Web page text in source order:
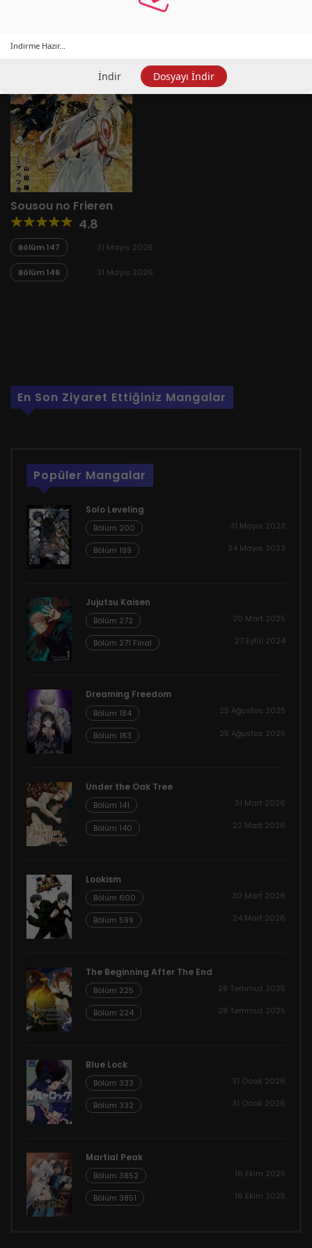
Sousou no Frieren
4.8
Bölüm 147 31 Mayıs 2026
Bölüm 146 31 Mayıs 2026
En Son Ziyaret Ettiğiniz Mangalar
Popüler Mangalar
Solo Leveling
Bölüm 200 31 Mayıs 2023
Bölüm 199 24 Mayıs 2023
Jujutsu Kaisen
Bölüm 272 20 Mart 2025
Bölüm 271 Final 27 Eylül 2024
Dreaming Freedom
Bölüm 184 25 Ağustos 2025
Bölüm 183 25 Ağustos 2025
Under the Oak Tree
Bölüm 141 31 Mart 2026
Bölüm 140 22 Mart 2026
Lookism
Bölüm 600 30 Mart 2026
Bölüm 599 24 Mart 2026
The Beginning After The End
Bölüm 225 28 Temmuz 2025
Bölüm 224 28 Temmuz 2025
Blue Lock
Bölüm 333 31 Ocak 2026
Bölüm 332 31 Ocak 2026
Martial Peak
Bölüm 3852 16 Ekim 2025
Bölüm 3851 16 Ekim 2025
İndirme Hazır...
İndir Dosyayı İndir